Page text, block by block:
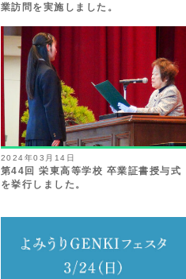
業訪問を実施しました。
2024年03月14日
第44回 栄東高等学校 卒業証書授与式
を挙行しました。